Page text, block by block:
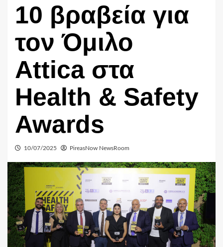
10 βραβεία για
τον Όμιλο
Attica στα
Health & Safety
Awards
10/07/2025 PireasNow NewsRoom